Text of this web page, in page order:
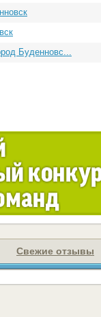
Буденновс...
Свежие отзывы